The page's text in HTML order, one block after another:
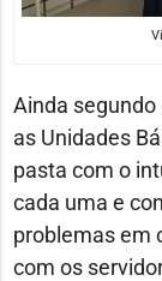
Ainda
as Unidades
pasta com o
cada uma e
problemas em
com os